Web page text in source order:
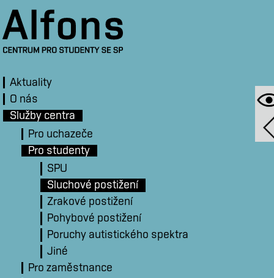
Aktuality
O nás
Služby centra
Pro uchazeče
Pro studenty
SPU
Sluchové postižení
Zrakové postižení
Pohybové postižení
Poruchy autistického spektra
Jiné
Pro zaměstnance